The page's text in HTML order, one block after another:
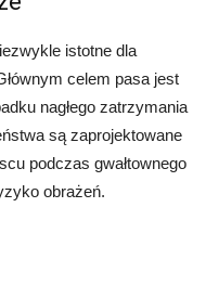
istotne dla
celem pasa jest
nagłego zatrzymania
są zaprojektowane
podczas gwałtownego
obrażeń.